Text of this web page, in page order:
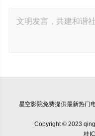
星空影院免费提供最新热门
Copyright © 2023
桂